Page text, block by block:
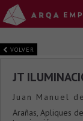
VOLVER
JT
Juan Manuel
Arañas, Apliques